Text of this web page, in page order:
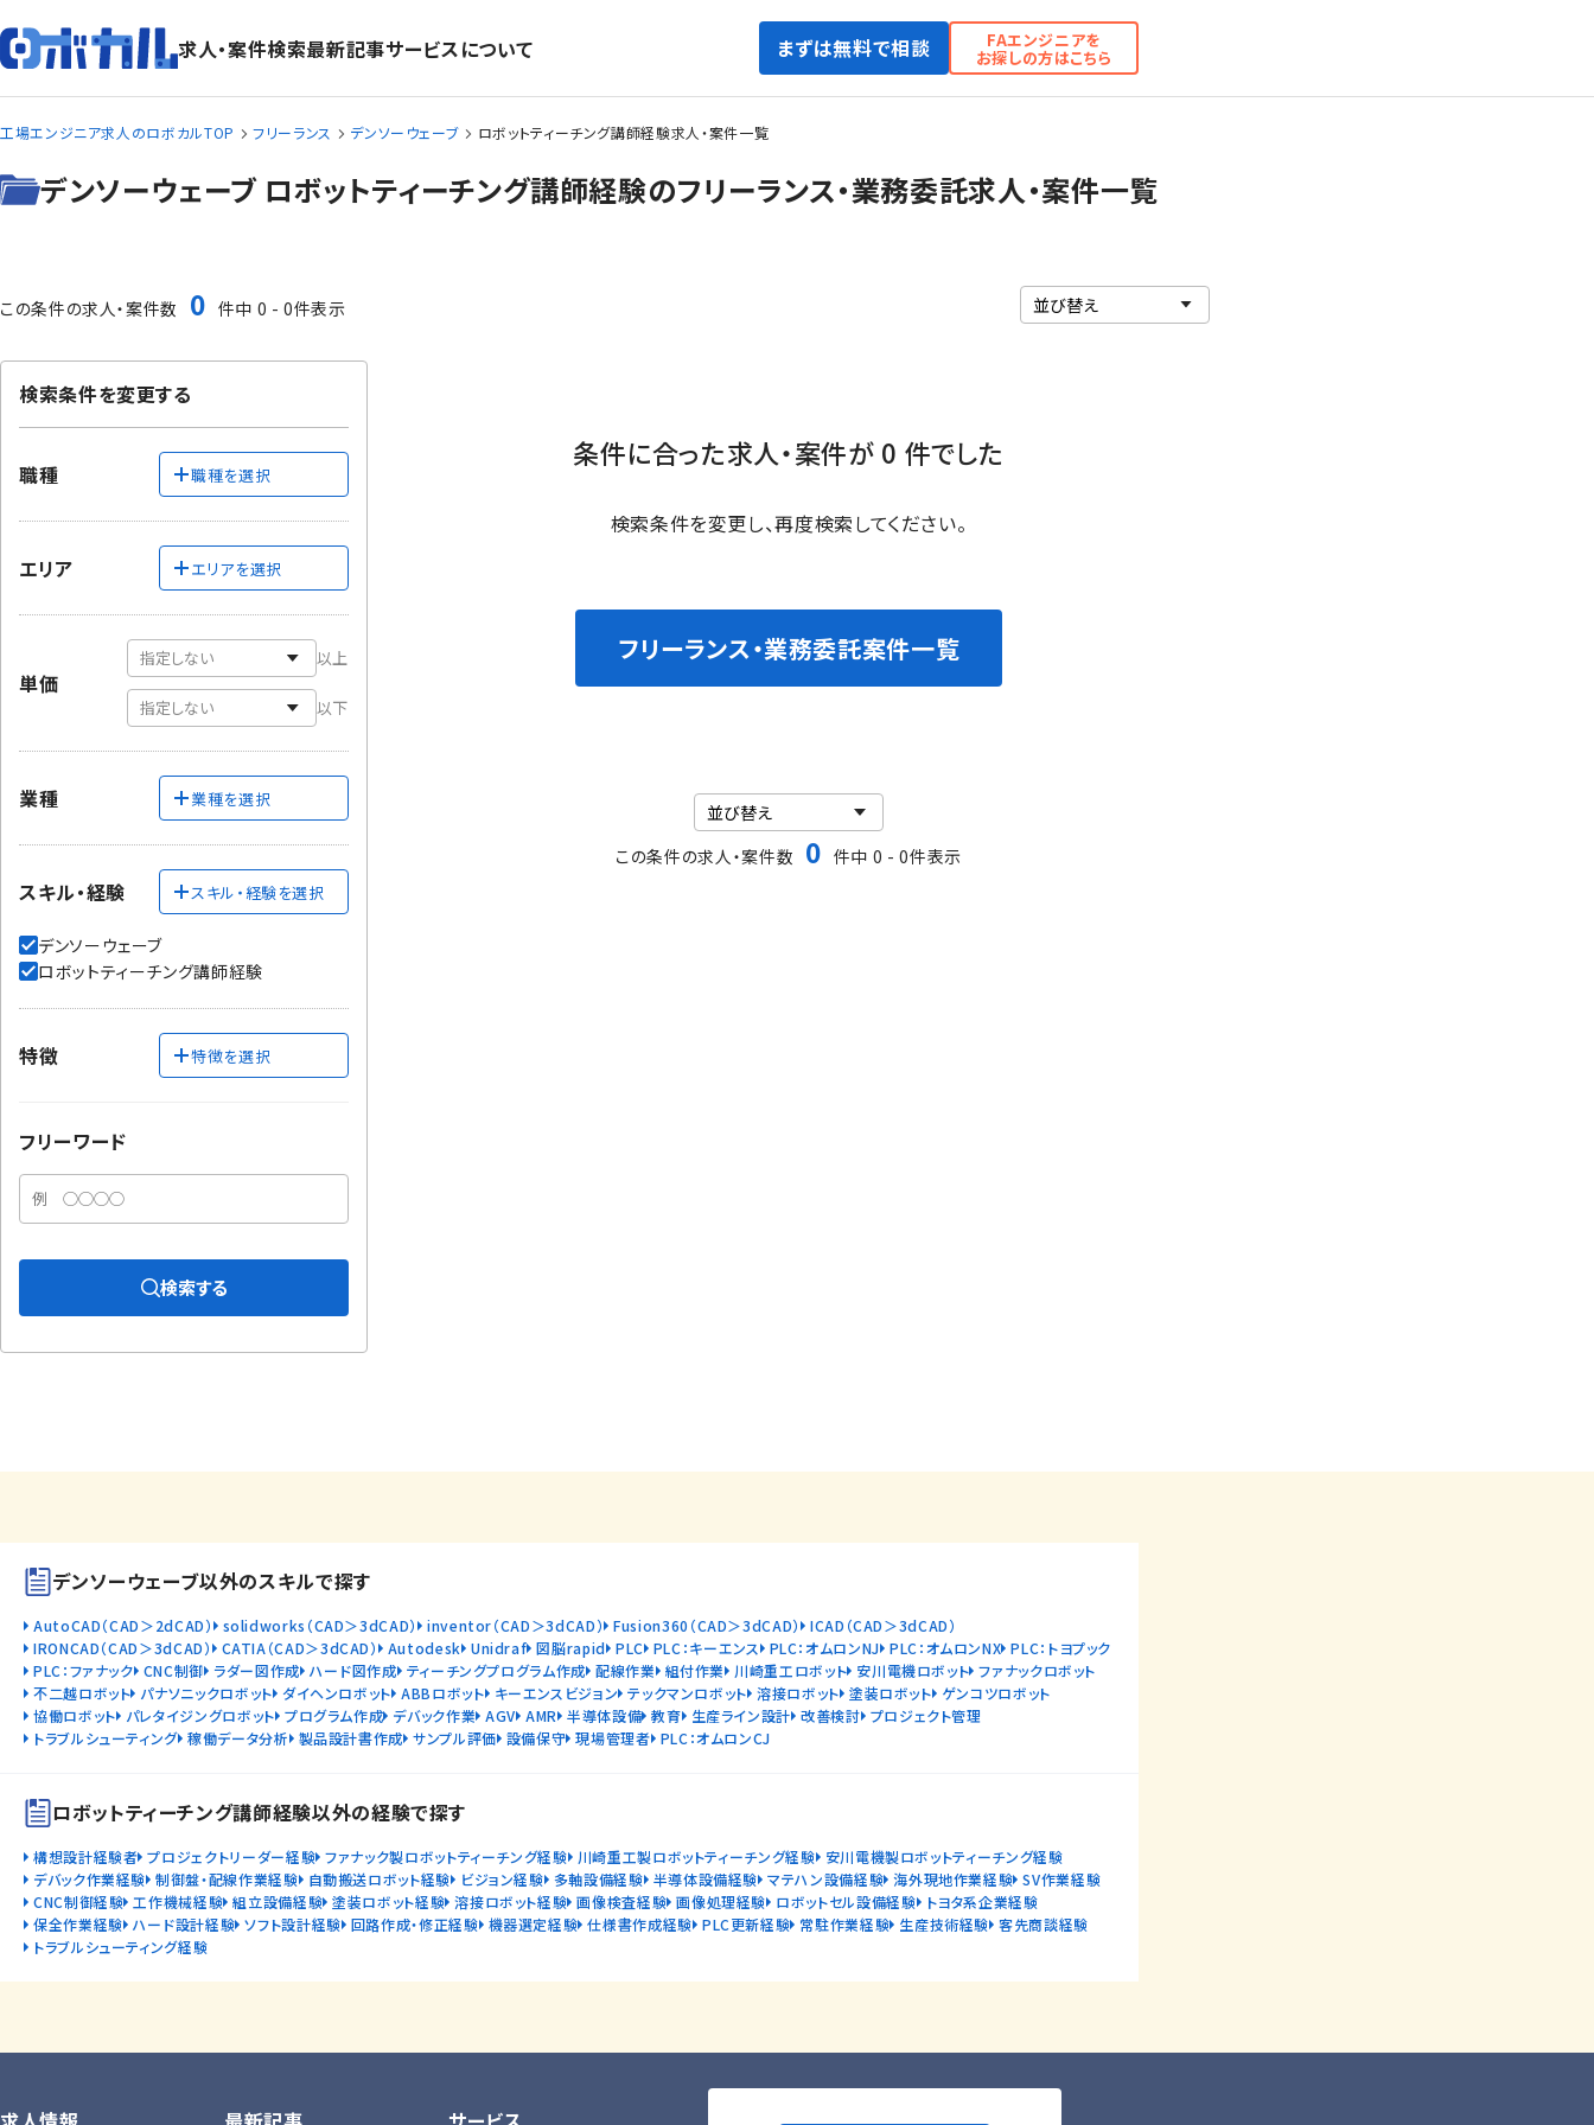
求人・案件検索最新記事サービスについて まずは無料で相談 FAエンジニアを
お探しの方はこちら
工場エンジニア求人のロボカルTOP フリーランス デンソーウェーブ ロボットティーチング講師経験求人・案件一覧
デンソーウェーブ ロボットティーチング講師経験のフリーランス・業務委託求人・案件一覧
この条件の求人・案件数 0 件中 0 - 0件表示
条件に合った求人・案件が 0 件でした
検索条件を変更し、再度検索してください。
フリーランス・業務委託案件一覧
この条件の求人・案件数 0 件中 0 - 0件表示
検索条件を変更する
職種 職種を選択
エリア エリアを選択
単価
以上
以下
業種 業種を選択
スキル・経験 スキル・経験を選択
デンソーウェーブ
ロボットティーチング講師経験
特徴 特徴を選択
フリーワード
検索する
デンソーウェーブ以外のスキルで探す
AutoCAD（CAD＞2dCAD） solidworks（CAD＞3dCAD） inventor（CAD＞3dCAD） Fusion360（CAD＞3dCAD）
ICAD（CAD＞3dCAD）
IRONCAD（CAD＞3dCAD）
CATIA（CAD＞3dCAD） Autodesk Unidraf 図脳rapid PLC PLC：キーエンス PLC：オムロンNJ PLC：オムロンNX PLC：トヨプック
PLC：ファナック CNC制御 ラダー図作成 ハード図作成 ティーチングプログラム作成 配線作業 組付作業 川崎重工ロボット 安川電機ロボット ファナックロボット
不二越ロボット パナソニックロボット ダイヘンロボット ABBロボット キーエンスビジョン テックマンロボット 溶接ロボット 塗装ロボット ゲンコツロボット
協働ロボット パレタイジングロボット プログラム作成 デバック作業 AGV AMR 半導体設備 教育 生産ライン設計 改善検討 プロジェクト管理
トラブルシューティング 稼働データ分析 製品設計書作成 サンプル評価 設備保守 現場管理者 PLC：オムロンCJ
ロボットティーチング講師経験以外の経験で探す
構想設計経験者 プロジェクトリーダー経験 ファナック製ロボットティーチング経験 川崎重工製ロボットティーチング経験 安川電機製ロボットティーチング経験
デバック作業経験 制御盤・配線作業経験 自動搬送ロボット経験 ビジョン経験 多軸設備経験 半導体設備経験 マテハン設備経験 海外現地作業経験 SV作業経験
CNC制御経験 工作機械経験 組立設備経験 塗装ロボット経験 溶接ロボット経験 画像検査経験 画像処理経験 ロボットセル設備経験
トヨタ系企業経験
保全作業経験 ハード設計経験 ソフト設計経験 回路作成・修正経験 機器選定経験 仕様書作成経験 PLC更新経験 常駐作業経験 生産技術経験 客先商談経験
トラブルシューティング経験